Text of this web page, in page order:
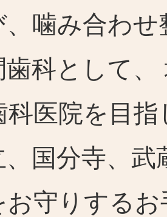
、噛み合わ
歯科として
科医院を目
、国分寺、
お守りする